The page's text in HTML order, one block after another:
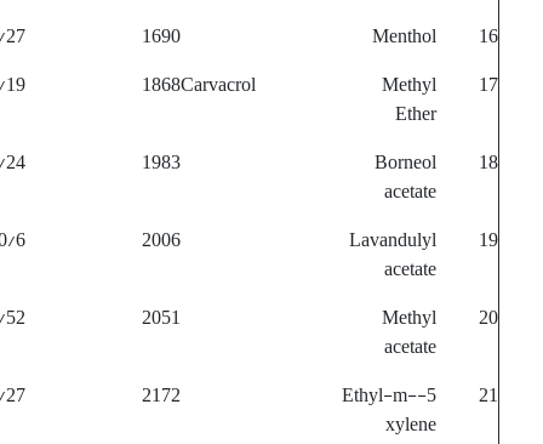
16
Menthol
1690
17
Carvacrol Methyl
Ether
1868
18
Borneol
acetate
1983
19
Lavandulyl
acetate
2006
6
20
Methyl
acetate
2051
21
5-Ethyl-m-
xylene
2172